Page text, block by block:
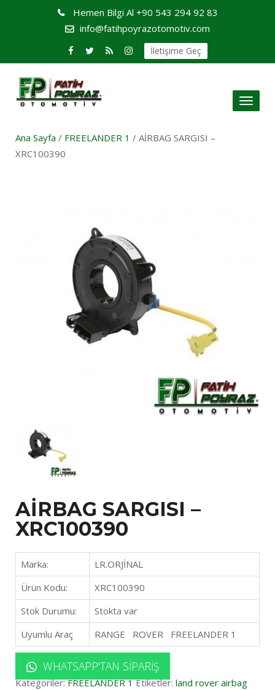
Hemen Bilgi Al +90 543 294 92 83
info@fatihpoyrazotomotiv.com
İletişime Geç
Toggle
Ana Sayfa / FREELANDER 1 / AİRBAG SARGISI –
XRC100390
AİRBAG SARGISI –
XRC100390
Marka:
LR.ORJİNAL
Ürün Kodu:
XRC100390
Stok Durumu:
Stokta var
Uyumlu Araç
RANGE ROVER FREELANDER 1
WHATSAPP'TAN SIPARIŞ
Kategoriler:FREELANDER 1 Etiketler: land rover airbag